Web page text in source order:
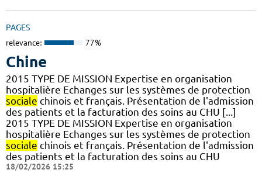
PAGES
relevance: 77%
Chine
2015 TYPE DE MISSION Expertise en organisation
hospitalière Echanges sur les systèmes de protection
sociale chinois et français. Présentation de l'admission
des patients et la facturation des soins au CHU [...]
2015 TYPE DE MISSION Expertise en organisation
hospitalière Echanges sur les systèmes de protection
sociale chinois et français. Présentation de l'admission
des patients et la facturation des soins au CHU
18/02/2026 15:25